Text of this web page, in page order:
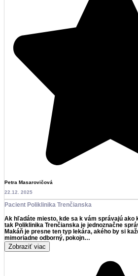
Petra Masarovičová
22.12. 2025
Pacient Poliklinika Trenčianska
Ak hľadáte miesto, kde sa k vám správajú ako
tak Poliklinika Trenčianska je jednoznačne
Makáň je presne ten typ lekára, akého by si
mimoriadne odborný, pokojn…
Zobraziť viac